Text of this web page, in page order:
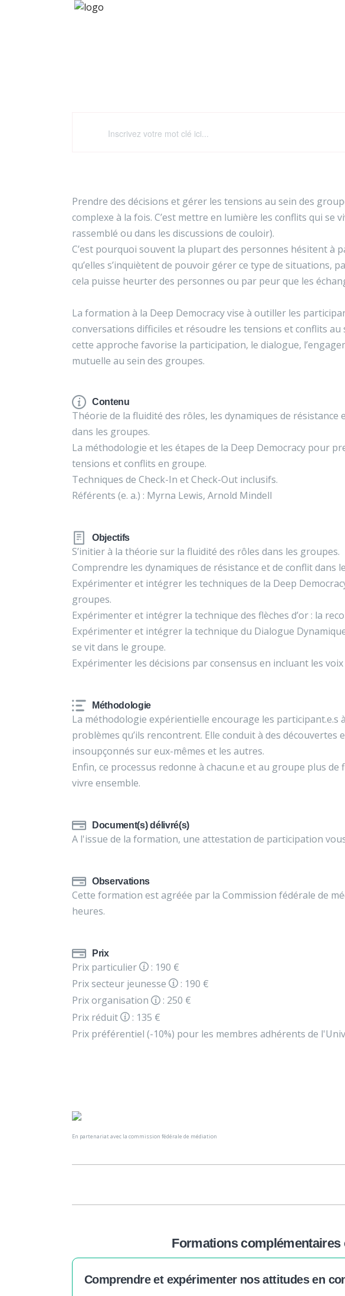
Prendre des décisions et gérer les tensions au sein des
complexe à la fois. C’est mettre en lumière les conflits qui se
rassemblé ou dans les discussions de couloir).
C’est pourquoi souvent la plupart des personnes hésitent à
qu’elles s’inquiètent de pouvoir gérer ce type de situations,
cela puisse heurter des personnes ou par peur que les
La formation à la Deep Democracy vise à outiller les
conversations difficiles et résoudre les tensions et conflits
cette approche favorise la participation, le dialogue,
mutuelle au sein des groupes.
Contenu
Théorie de la fluidité des rôles, les dynamiques de
dans les groupes.
La méthodologie et les étapes de la Deep Democracy pour
tensions et conflits en groupe.
Techniques de Check-In et Check-Out inclusifs.
Référents (e. a.) : Myrna Lewis, Arnold Mindell
Objectifs
S’initier à la théorie sur la fluidité des rôles dans les groupes.
Comprendre les dynamiques de résistance et de conflit dans
Expérimenter et intégrer les techniques de la Deep
groupes.
Expérimenter et intégrer la technique des flèches d’or : la
Expérimenter et intégrer la technique du Dialogue
se vit dans le groupe.
Expérimenter les décisions par consensus en incluant les
Méthodologie
La méthodologie expérientielle encourage les participant.e.s
problèmes qu’ils rencontrent. Elle conduit à des
insoupçonnés sur eux-mêmes et les autres.
Enfin, ce processus redonne à chacun.e et au groupe plus de
vivre ensemble.
Document(s) délivré(s)
A l'issue de la formation, une attestation de participation
Observations
Cette formation est agréée par la Commission fédérale de
heures.
Prix
Prix particulier
: 190 €
Prix secteur jeunesse
: 190 €
Prix organisation
: 250 €
Prix réduit
: 135 €
Prix préférentiel (-10%) pour les membres adhérents de
En partenariat avec la commission fédérale de médiation
Formations complémentaires
Comprendre et expérimenter nos attitudes en